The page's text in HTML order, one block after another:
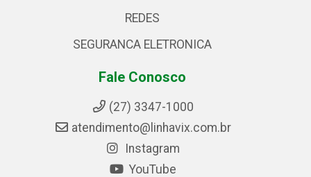
REDES
SEGURANCA ELETRONICA
Fale Conosco
(27) 3347-1000
atendimento@linhavix.com.br
Instagram
YouTube